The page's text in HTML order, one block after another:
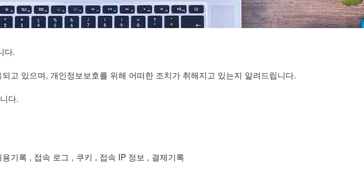
다.
고 있으며, 개인정보보호를 위해 어떠한 조치가 취해지고 있는지 알려드립니다.
다.
기록 , 접속 로그 , 쿠키 , 접속 IP 정보 , 결제기록